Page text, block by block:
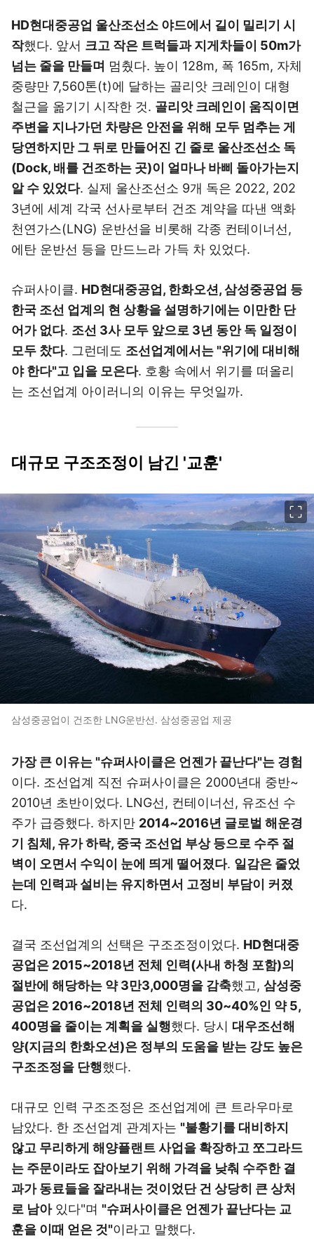
HD현대중공업 울산조선소 야드에서 길이 밀리기 시
작했다. 앞서 크고 작은 트럭들과 지게차들이 50m가
넘는 줄을 만들며 멈췄다. 높이 128m, 폭 165m, 자체
중량만 7,560톤(t)에 달하는 골리앗 크레인이 대형
철근을 옮기기 시작한 것. 골리앗 크레인이 움직이면
주변을 지나가던 차량은 안전을 위해 모두 멈추는 게
당연하지만 그 뒤로 만들어진 긴 줄로 울산조선소 독
(Dock, 배를 건조하는 곳)이 얼마나 바삐 돌아가는지
알 수 있었다. 실제 울산조선소 9개 독은 2022, 202
3년에 세계 각국 선사로부터 건조 계약을 따낸 액화
천연가스(LNG) 운반선을 비롯해 각종 컨테이너선,
에탄 운반선 등을 만드느라 가득 차 있었다.
슈퍼사이클. HD현대중공업, 한화오션, 삼성중공업 등
한국 조선 업계의 현 상황을 설명하기에는 이만한 단
어가 없다. 조선 3사 모두 앞으로 3년 동안 독 일정이
모두 찼다. 그런데도 조선업계에서는 "위기에 대비해
야 한다"고 입을 모은다. 호황 속에서 위기를 떠올리
는 조선업계 아이러니의 이유는 무엇일까.
대규모 구조조정이 남긴 '교훈'
삼성중공업이 건조한 LNG운반선. 삼성중공업 제공
가장 큰 이유는 "슈퍼사이클은 언젠가 끝난다"는 경험
이다. 조선업계 직전 슈퍼사이클은 2000년대 중반~
2010년 초반이었다. LNG선, 컨테이너선, 유조선 수
주가 급증했다. 하지만 2014~2016년 글로벌 해운경
기 침체, 유가 하락, 중국 조선업 부상 등으로 수주 절
벽이 오면서 수익이 눈에 띄게 떨어졌다. 일감은 줄었
는데 인력과 설비는 유지하면서 고정비 부담이 커졌
다.
결국 조선업계의 선택은 구조조정이었다. HD현대중
공업은 2015~2018년 전체 인력(사내 하청 포함)의
절반에 해당하는 약 3만3,000명을 감축했고, 삼성중
공업은 2016~2018년 전체 인력의 30~40%인 약 5,
400명을 줄이는 계획을 실행했다. 당시 대우조선해
양(지금의 한화오션)은 정부의 도움을 받는 강도 높은
구조조정을 단행했다.
대규모 인력 구조조정은 조선업계에 큰 트라우마로
남았다. 한 조선업계 관계자는 "불황기를 대비하지
않고 무리하게 해양플랜트 사업을 확장하고 쪼그라드
는 주문이라도 잡아보기 위해 가격을 낮춰 수주한 결
과가 동료들을 잘라내는 것이었단 건 상당히 큰 상처
로 남아있다"며 "슈퍼사이클은 언젠가 끝난다는 교
훈을 이때 얻은 것"이라고 말했다.